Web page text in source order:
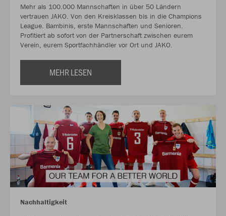
Mehr als 100.000 Mannschaften in über 50 Ländern
vertrauen JAKO. Von den Kreisklassen bis in die Champions
League. Bambinis, erste Mannschaften und Senioren.
Profitiert ab sofort von der Partnerschaft zwischen eurem
Verein, eurem Sportfachhändler vor Ort und JAKO.
MEHR LESEN
Nachhaltigkeit